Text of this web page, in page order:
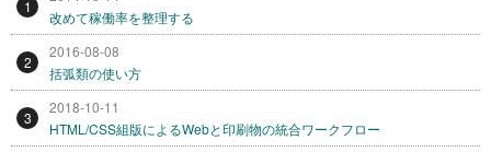
1
改めて稼働率を整理する
2
2016-08-08
括弧類の使い方
3
2018-10-11
HTML/CSS組版によるWebと印刷物の統合ワークフロー